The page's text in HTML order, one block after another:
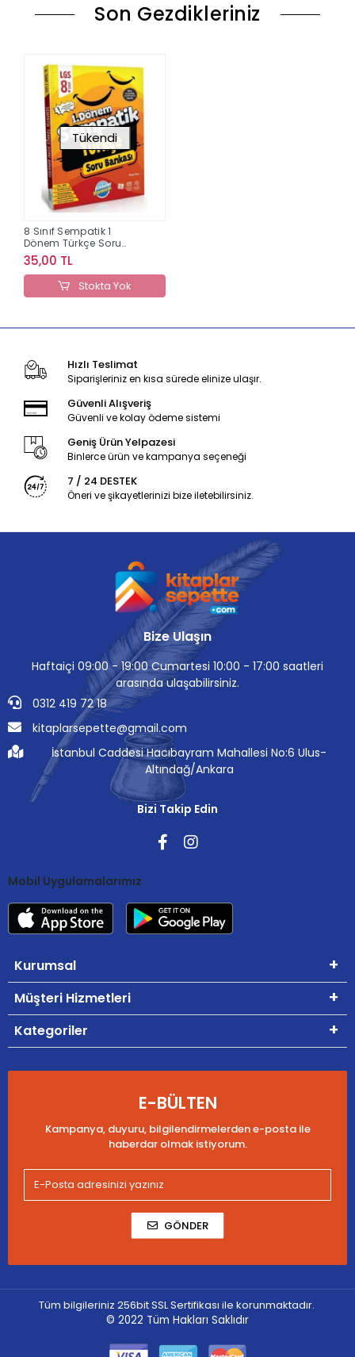
Son Gezdikleriniz
Tükendi
8 Sınıf Sempatik 1
Dönem Türkçe Soru
Bankası
35,00 TL
Stokta Yok
Hızlı Teslimat
Siparişleriniz en kısa sürede elinize ulaşır.
Güvenli Alışveriş
Güvenli ve kolay ödeme sistemi
Geniş Ürün Yelpazesi
Binlerce ürün ve kampanya seçeneği
7 / 24 DESTEK
Öneri ve şikayetlerinizi bize iletebilirsiniz.
Bize Ulaşın
Haftaiçi 09:00 - 19:00 Cumartesi 10:00 - 17:00 saatleri
arasında ulaşabilirsiniz.
0312 419 72 18
kitaplarsepette@gmail.com
İstanbul Caddesi Hacıbayram Mahallesi No:6 Ulus-
Altındağ/Ankara
Bizi Takip Edin
Mobil Uygulamalarımız
Kurumsal
Müşteri Hizmetleri
Kategoriler
E-BÜLTEN
Kampanya, duyuru, bilgilendirmelerden e-posta ile
haberdar olmak istiyorum.
GÖNDER
Tüm bilgileriniz 256bit SSL Sertifikası ile korunmaktadır.
© 2022 Tüm Hakları Saklıdır